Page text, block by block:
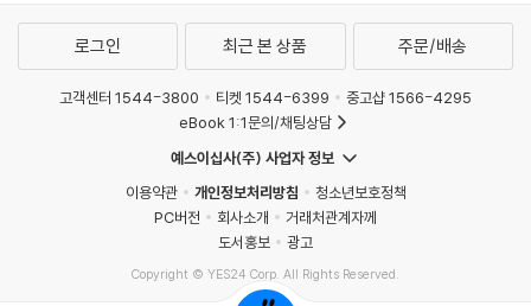
로그인 최근 본 상품 주문/배송
고객센터 1544-3800 티켓 1544-6399
중고샵 1566-4295
eBook 1:1문의/채팅상담
예스이십사(주) 사업자 정보
이용약관
개인정보처리방침
청소년보호정책
PC버전
회사소개
거래처관계자께
도서홍보
광고
Copyright © YES24 Corp. All Rights Reserved.